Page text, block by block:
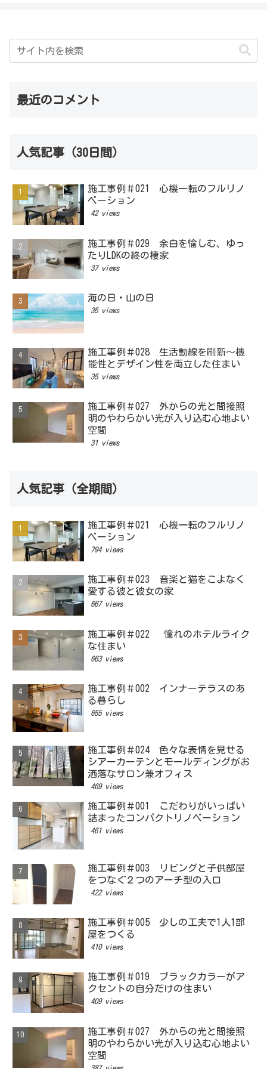
最近のコメント
人気記事（30日間）
施工事例＃021 心機一転のフルリノ
ベーション
42 views
施工事例＃029 余白を愉しむ、ゆっ
たりLDKの終の棲家
37 views
海の日・山の日
35 views
施工事例＃028 生活動線を刷新～機
能性とデザイン性を両立した住まい
35 views
施工事例＃027 外からの光と間接照
明のやわらかい光が入り込む心地よい
空間
31 views
人気記事（全期間）
施工事例＃021 心機一転のフルリノ
ベーション
794 views
施工事例＃023 音楽と猫をこよなく
愛する彼と彼女の家
667 views
施工事例＃022 憧れのホテルライク
な住まい
663 views
施工事例＃002 インナーテラスのあ
る暮らし
655 views
施工事例＃024 色々な表情を見せる
シアーカーテンとモールディングがお
洒落なサロン兼オフィス
469 views
施工事例＃001 こだわりがいっぱい
詰まったコンパクトリノベーション
461 views
施工事例＃003 リビングと子供部屋
をつなぐ２つのアーチ型の入口
422 views
施工事例＃005 少しの工夫で1人1部
屋をつくる
410 views
施工事例＃019 ブラックカラーがア
クセントの自分だけの住まい
409 views
施工事例＃027 外からの光と間接照
明のやわらかい光が入り込む心地よい
空間